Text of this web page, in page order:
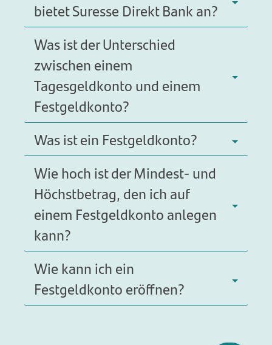
bietet Suresse Direkt Bank an?
Was ist der Unterschied
zwischen einem
Tagesgeldkonto und einem
Festgeldkonto?
Was ist ein Festgeldkonto?
Wie hoch ist der Mindest- und
Höchstbetrag, den ich auf
einem Festgeldkonto anlegen
kann?
Wie kann ich ein
Festgeldkonto eröffnen?